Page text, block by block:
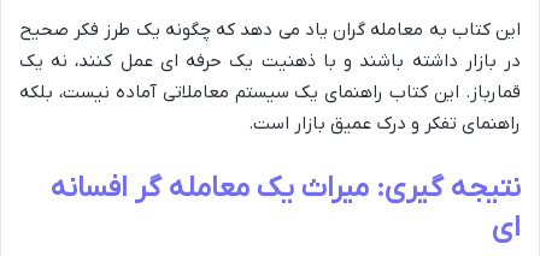
این کتاب به معامله گران یاد می دهد که چگونه یک طرز فکر صحیح
در بازار داشته باشند و با ذهنیت یک حرفه ای عمل کنند، نه یک
قمارباز. این کتاب راهنمای یک سیستم معاملاتی آماده نیست، بلکه
راهنمای تفکر و درک عمیق بازار است.
نتیجه گیری: میراث یک معامله گر افسانه
ای